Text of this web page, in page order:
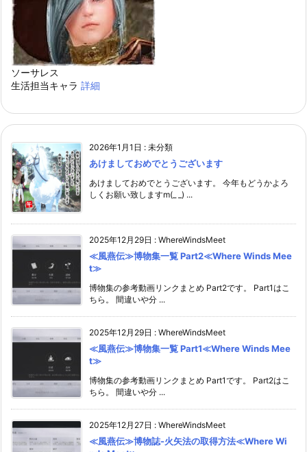
ソーサレス
生活担当キャラ 詳細
2026年1月1日 : 未分類
あけましておめでとうございます
あけましておめでとうございます。 今年もどうかよろ
しくお願い致しますm(_ _) ...
2025年12月29日 : WhereWindsMeet
≪風燕伝≫博物集一覧 Part2≪Where Winds Mee
t≫
博物集の参考動画リンクまとめ Part2です。 Part1はこ
ちら。 間違いや分 ...
2025年12月29日 : WhereWindsMeet
≪風燕伝≫博物集一覧 Part1≪Where Winds Mee
t≫
博物集の参考動画リンクまとめ Part1です。 Part2はこ
ちら。 間違いや分 ...
2025年12月27日 : WhereWindsMeet
≪風燕伝≫博物誌-火矢法の取得方法≪Where Wi